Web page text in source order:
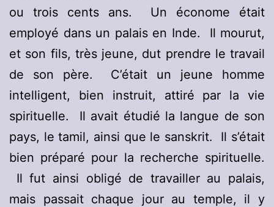
ou trois cents ans. Un économe était
employé dans un palais en Inde. Il mourut,
et son fils, très jeune, dut prendre le travail
de son père. C’était un jeune homme
intelligent, bien instruit, attiré par la vie
spirituelle. Il avait étudié la langue de son
pays, le tamil, ainsi que le sanskrit. Il s’était
bien préparé pour la recherche spirituelle.
Il fut ainsi obligé de travailler au palais,
mais passait chaque jour au temple, il y